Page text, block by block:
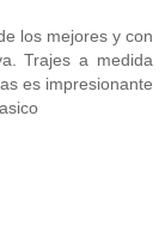
los mejores y con
Trajes a medida
es impresionante